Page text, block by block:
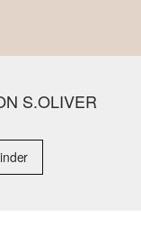
S.OLIVER